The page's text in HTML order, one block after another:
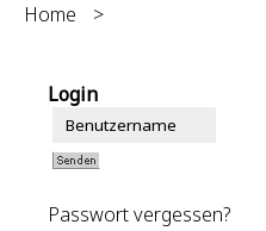
Home >
Login
Passwort vergessen?